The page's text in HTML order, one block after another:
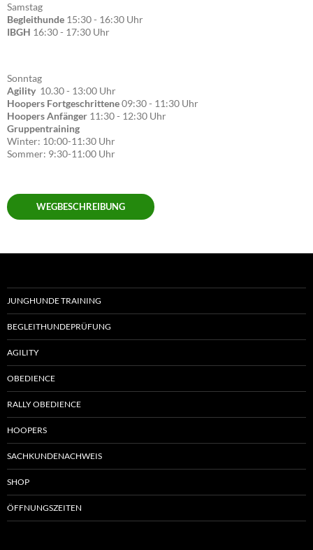
Samstag
Begleithunde 15:30 - 16:30 Uhr
IBGH 16:30 - 17:30 Uhr
Sonntag
Agility 10.30 - 13:00 Uhr
Hoopers Fortgeschrittene09:30 - 11:30 Uhr
Hoopers Anfänger 11:30 - 12:30 Uhr
Gruppentraining
Winter: 10:00-11:30 Uhr
Sommer: 9:30-11:00 Uhr
WEGBESCHREIBUNG
JUNGHUNDE TRAINING
BEGLEITHUNDEPRÜFUNG
AGILITY
OBEDIENCE
RALLY OBEDIENCE
HOOPERS
SACHKUNDENACHWEIS
SHOP
ÖFFNUNGSZEITEN